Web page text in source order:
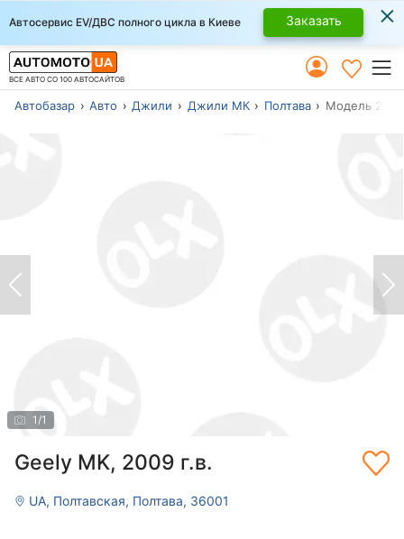
Автосервис EV/ДВС полного цикла в Киеве Заказать ×
ВСЕ АВТО СО 100 АВТОСАЙТОВ
Автобазар Авто Джили Джили МК Полтава Модель 2009
1 /1
Geely MK, 2009 г.в.
UA, Полтавская, Полтава, 36001